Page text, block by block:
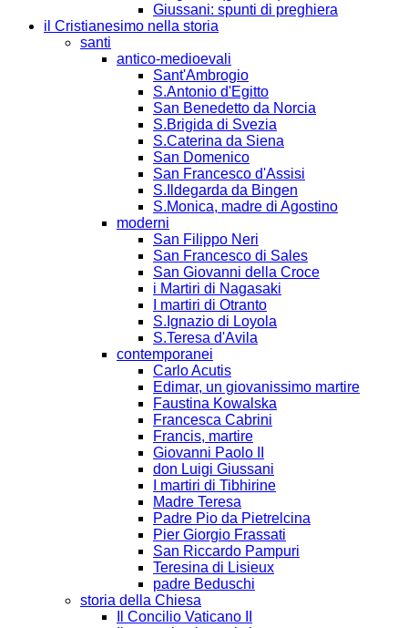
Giussani: spunti di preghiera
il Cristianesimo nella storia
santi
antico-medioevali
Sant'Ambrogio
S.Antonio d'Egitto
San Benedetto da Norcia
S.Brigida di Svezia
S.Caterina da Siena
San Domenico
San Francesco d'Assisi
S.Ildegarda da Bingen
S.Monica, madre di Agostino
moderni
San Filippo Neri
San Francesco di Sales
San Giovanni della Croce
i Martiri di Nagasaki
I martiri di Otranto
S.Ignazio di Loyola
S.Teresa d'Avila
contemporanei
Carlo Acutis
Edimar, un giovanissimo martire
Faustina Kowalska
Francesca Cabrini
Francis, martire
Giovanni Paolo II
don Luigi Giussani
I martiri di Tibhirine
Madre Teresa
Padre Pio da Pietrelcina
Pier Giorgio Frassati
San Riccardo Pampuri
Teresina di Lisieux
padre Beduschi
storia della Chiesa
Il Concilio Vaticano II